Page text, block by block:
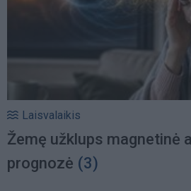
Laisvalaikis
Žemę užklups magnetinė
prognozė (3)